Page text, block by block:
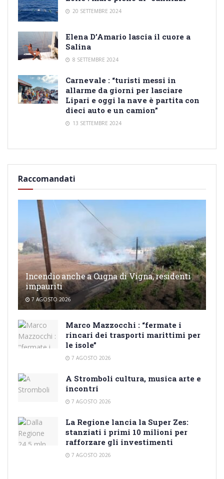
20 SETTEMBRE 2024
Elena D’Amario lascia il cuore a
Salina
8 SETTEMBRE 2024
Carnevale : “turisti messi in
allarme da giorni per lasciare
Lipari e oggi la nave è partita con
dieci auto e un camion”
13 SETTEMBRE 2024
Raccomandati
Incendio anche a Cugna di Vigna, residenti
impauriti
7 AGOSTO 2026
Marco Mazzocchi : “fermate i
rincari dei trasporti marittimi per
le isole”
7 AGOSTO 2026
A Stromboli cultura, musica arte e
incontri
7 AGOSTO 2026
La Regione lancia la Super Zes:
stanziati i primi 10 milioni per
rafforzare gli investimenti
7 AGOSTO 2026